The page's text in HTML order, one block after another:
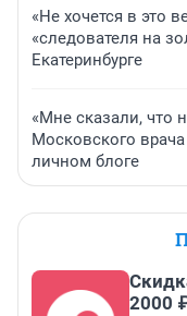
«Не хочется в это
«следователя на
Екатеринбурге
«Мне сказали, что
Московского
личном блоге
2000